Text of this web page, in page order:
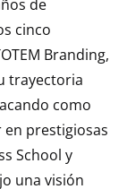
de
cinco
Branding,
trayectoria
como
prestigiosas
School y
una visión